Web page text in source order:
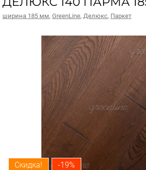
ширина 185 мм, GreenLine, Делюкс, Паркет
Скидка! -19%